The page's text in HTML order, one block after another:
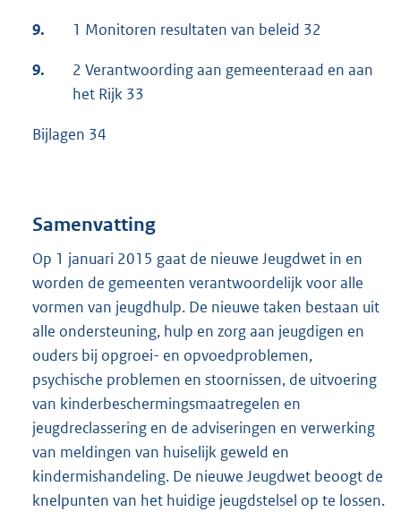
9. 1 Monitoren resultaten van beleid 32
9.
2 Verantwoording aan gemeenteraad en aan
het Rijk 33
Bijlagen 34
Samenvatting
Op 1 januari 2015 gaat de nieuwe Jeugdwet in en
worden de gemeenten verantwoordelijk voor alle
vormen van jeugdhulp. De nieuwe taken bestaan uit
alle ondersteuning, hulp en zorg aan jeugdigen en
ouders bij opgroei- en opvoedproblemen,
psychische problemen en stoornissen, de uitvoering
van kinderbeschermingsmaatregelen en
jeugdreclassering en de adviseringen en verwerking
van meldingen van huiselijk geweld en
kindermishandeling. De nieuwe Jeugdwet beoogt de
knelpunten van het huidige jeugdstelsel op te lossen.